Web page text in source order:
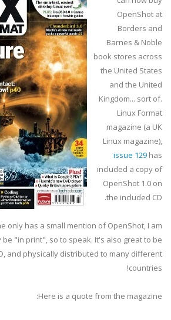
OpenShot at
Borders and
Barnes & Noble
book stores across
the United States
and the United
Kingdom... sort of.
Linux Format
magazine (a UK
Linux magazine),
issue 129 has
included a copy of
OpenShot 1.0 on
the included CD.
only has a small mention ofOpenShot, I am
"in print", so to speak. It's also great to be
and physically distributed to many different
countries!
Here is a quote from the magazine: